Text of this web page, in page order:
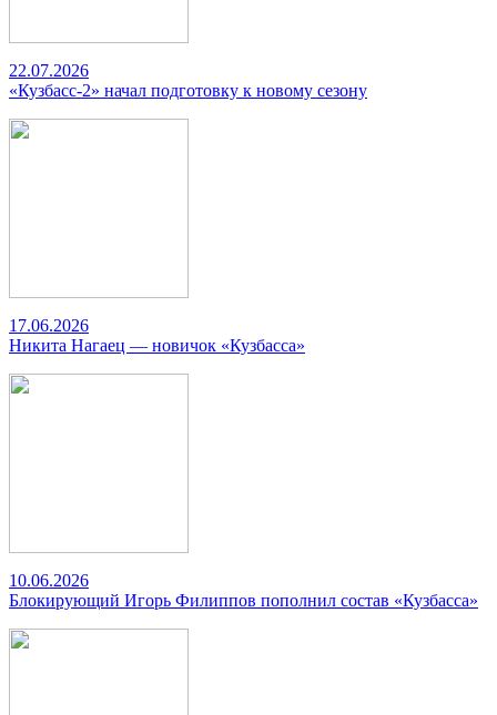
22.07.2026
«Кузбасс-2» начал подготовку к новому сезону
17.06.2026
Никита Нагаец — новичок «Кузбасса»
10.06.2026
Блокирующий Игорь Филиппов пополнил состав «Кузбасса»